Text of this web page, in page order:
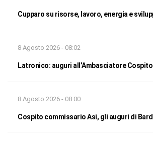
Cupparo su risorse, lavoro, energia e
8 Agosto 2026 - 08:02
Latronico: auguri all’Ambasciatore Cospito
8 Agosto 2026 - 08:00
Cospito commissario Asi, gli auguri di